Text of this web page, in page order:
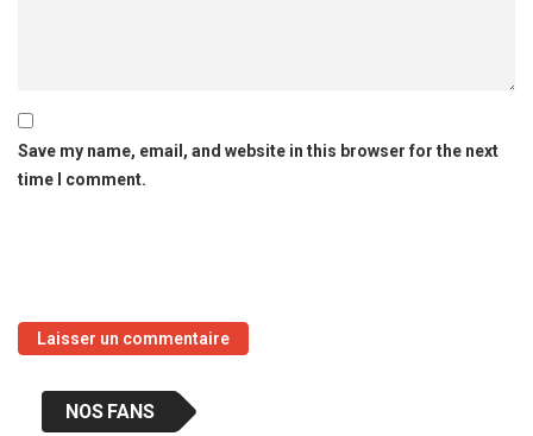
Save my name, email, and website in this browser for the next
time I comment.
NOS FANS